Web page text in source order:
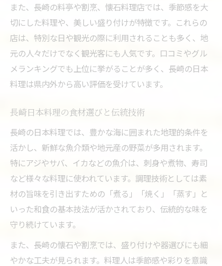
歴史を感じる長崎県の日本料理の魅力
長崎で味わう和食の奥深さと楽しみ方
日本料理を長崎で堪能するおすすめの方法
和食の奥深さを感じる長崎県の日本料理体
観光で楽しむ長崎の日本料理と和食文化
日本料理好きに伝えたい長崎の楽しみ方
長崎県で味わう和食の魅力と選び方ヒント
また、長崎の料亭や割烹、懐石料理店では、季節感を大
切にした料理や、美しい盛り付けが特徴です。これらの
店は、特別な日や観光の際に利用されることも多く、地
元の人々だけでなく観光客にも人気です。口コミやグル
メランキングでも上位に挙がることが多く、長崎の日本
料理は県内外から高い評価を受けています。
長崎日本料理の食材選びと伝統技術
長崎の日本料理では、豊かな海に囲まれた地理的条件を
活かし、新鮮な魚介類や地元産の野菜が多用されます。
特にアジやサバ、イカなどの魚介は、刺身や煮物、寿司
など様々な料理に使われています。調理技術としては素
材の旨味を引き出すための「煮る」「焼く」「蒸す」と
いった和食の基本技法が活かされており、伝統的な味を
守り続けています。
また、長崎の懐石や割烹では、盛り付けや器選びにも細
やかな工夫が見られます。料理人は季節感や彩りを意識